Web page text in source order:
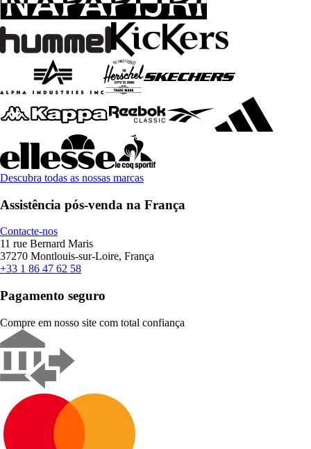
Descubra todas as nossas marcas
Assistência pós-venda na França
Contacte-nos
11 rue Bernard Maris
37270 Montlouis-sur-Loire, França
+33 1 86 47 62 58
Pagamento seguro
Compre em nosso site com total confiança